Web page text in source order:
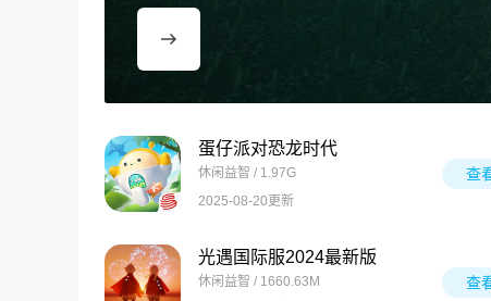
蛋仔派对恐龙时代
休闲益智 / 1.97G
2025-08-20更新
查
光遇国际服2024最新版
休闲益智 / 1660.63M
查